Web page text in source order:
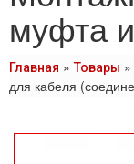
муфта
Главная »Товары »
для кабеля